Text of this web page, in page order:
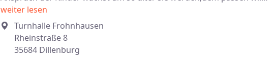
weiter lesen
Turnhalle Frohnhausen
Rheinstraße 8
35684 Dillenburg